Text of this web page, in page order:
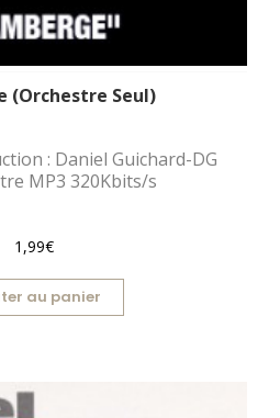
(Orchestre Seul)
: Daniel Guichard-DG
MP3 320Kbits/s
1,99€
au panier